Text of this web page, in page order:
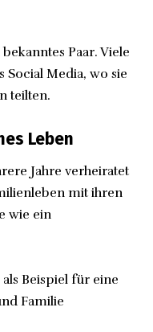
Paar. Viele
Social Media, wo sie
teilten.
Leben
Jahre verheiratet
mit ihren
wie ein
Beispiel für eine
Familie